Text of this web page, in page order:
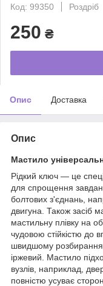
Код: 99350
Роздріб
250 ₴
Опис Доставка
Опис
Мастило
Рідкий ключ — це
для спрощення
болтових з'єднань,
двигуна. Також засіб
мастильну плівку на
чудовою стійкістю до
швидшому розбирання
іржевий. Мастило
вузлів, наприклад,
повністю усуває